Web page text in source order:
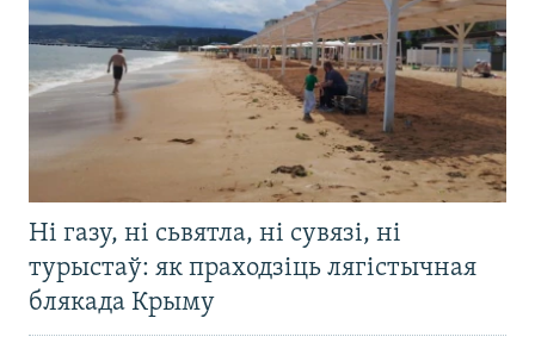
Ні газу, ні сьвятла, ні сувязі, ні
турыстаў: як праходзіць лягістычная
блякада Крыму